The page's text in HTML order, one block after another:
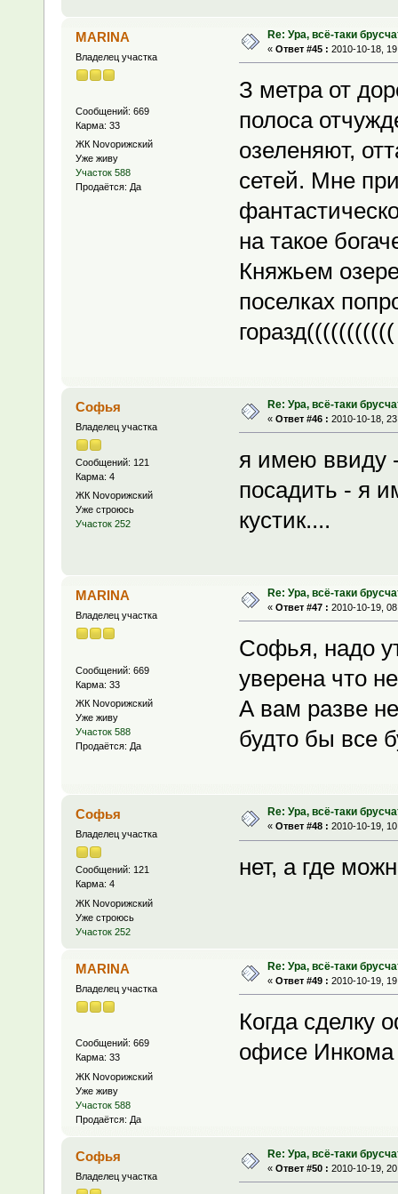
MARINA
Владелец участка
Сообщений: 669
Карма: 33
ЖК Novoрижский
Уже живу
Участок 588
Продаётся: Да
Re: Ура, всё-таки
« Ответ #45 : 2010-10-18,
З метра от
полоса
озеленяют,
сетей. Мне
на такое
Княжьем
поселках
горазд(((((((((((
Софья
Владелец участка
Сообщений: 121
Карма: 4
ЖК Novoрижский
Уже строюсь
Участок 252
Re: Ура, всё-таки
« Ответ #46 : 2010-10-18,
я имею ввиду
посадить - я
кустик....
MARINA
Владелец участка
Сообщений: 669
Карма: 33
ЖК Novoрижский
Уже живу
Участок 588
Продаётся: Да
Re: Ура, всё-таки
« Ответ #47 : 2010-10-19,
Софья, надо
уверена что
А вам разве
будто бы все
Софья
Владелец участка
Сообщений: 121
Карма: 4
ЖК Novoрижский
Уже строюсь
Участок 252
Re: Ура, всё-таки
« Ответ #48 : 2010-10-19,
нет, а где
MARINA
Владелец участка
Сообщений: 669
Карма: 33
ЖК Novoрижский
Уже живу
Участок 588
Продаётся: Да
Re: Ура, всё-таки
« Ответ #49 : 2010-10-19,
Когда сделку
офисе
Софья
Владелец участка
Re: Ура, всё-таки
« Ответ #50 : 2010-10-19,